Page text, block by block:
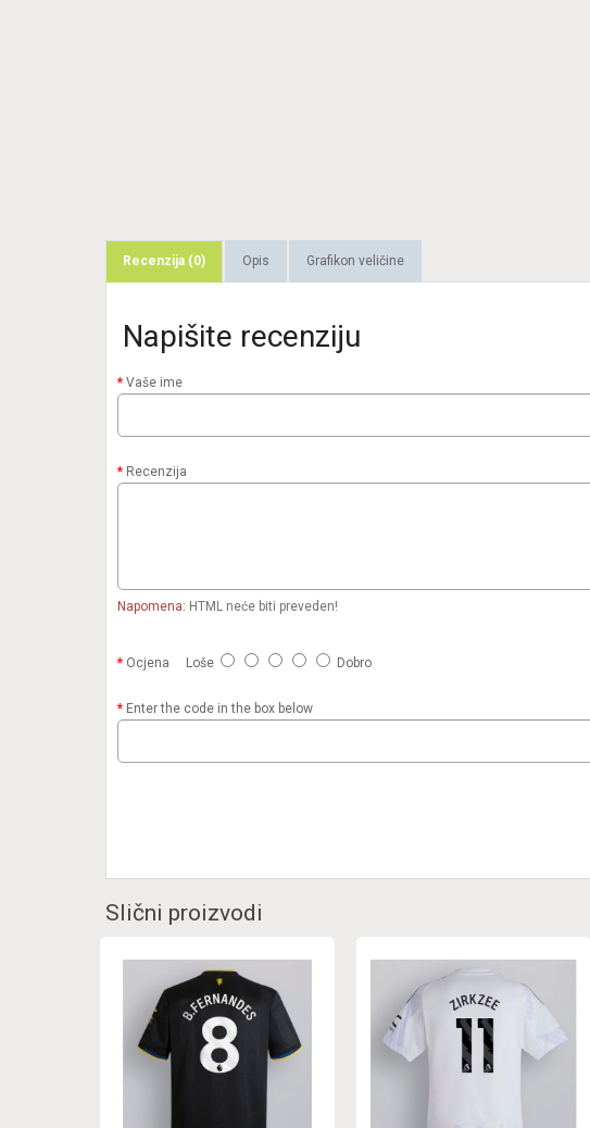
Recenzija (0) Opis Grafikon veličine
Napišite recenziju
Vaše ime
Recenzija
Napomena: HTML neće biti preveden!
Ocjena Loše Dobro
Enter the code in the box below
Slični proizvodi